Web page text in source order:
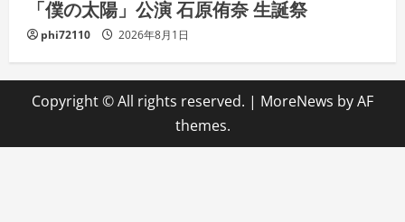
「僕の太陽」公演 石原侑奈 生誕祭
phi72110 2026年8月1日
Copyright © All rights reserved. | MoreNews by AF
themes.